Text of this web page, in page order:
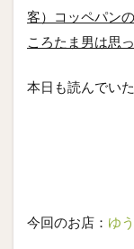
客）コッペパン
ころたま男は思
本日も読んでい
今回のお店： ゆ